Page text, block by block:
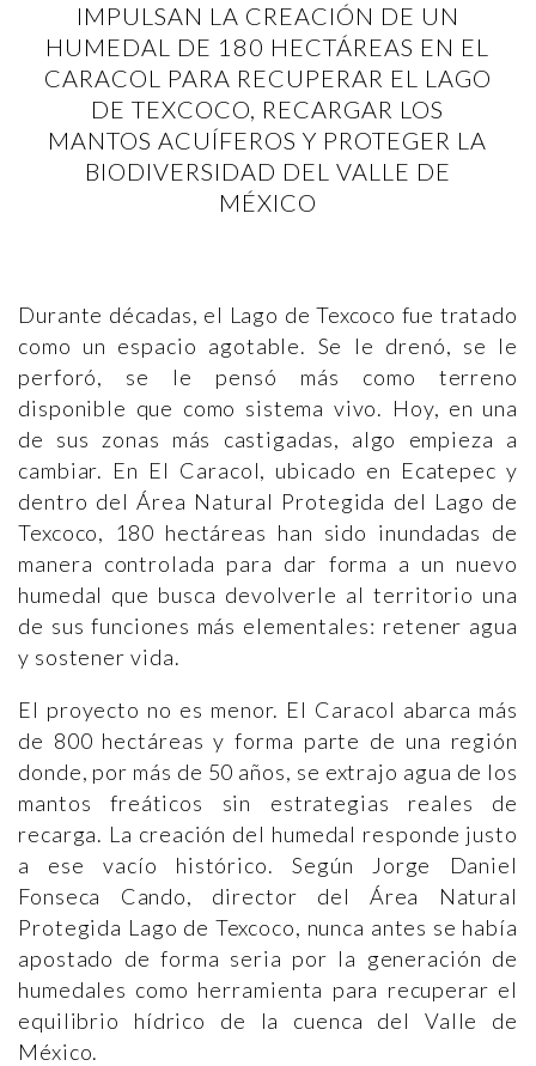
IMPULSAN LA CREACIÓN DE UN
HUMEDAL DE 180 HECTÁREAS EN EL
CARACOL PARA RECUPERAR EL LAGO
DE TEXCOCO, RECARGAR LOS
MANTOS ACUÍFEROS Y PROTEGER LA
BIODIVERSIDAD DEL VALLE DE
MÉXICO
Durante décadas, el Lago de Texcoco fue tratado
como un espacio agotable. Se le drenó, se le
perforó, se le pensó más como terreno
disponible que como sistema vivo. Hoy, en una
de sus zonas más castigadas, algo empieza a
cambiar. En El Caracol, ubicado en Ecatepec y
dentro del Área Natural Protegida del Lago de
Texcoco, 180 hectáreas han sido inundadas de
manera controlada para dar forma a un nuevo
humedal que busca devolverle al territorio una
de sus funciones más elementales: retener agua
y sostener vida.
El proyecto no es menor. El Caracol abarca más
de 800 hectáreas y forma parte de una región
donde, por más de 50 años, se extrajo agua de los
mantos freáticos sin estrategias reales de
recarga. La creación del humedal responde justo
a ese vacío histórico. Según Jorge Daniel
Fonseca Cando, director del Área Natural
Protegida Lago de Texcoco, nunca antes se había
apostado de forma seria por la generación de
humedales como herramienta para recuperar el
equilibrio hídrico de la cuenca del Valle de
México.